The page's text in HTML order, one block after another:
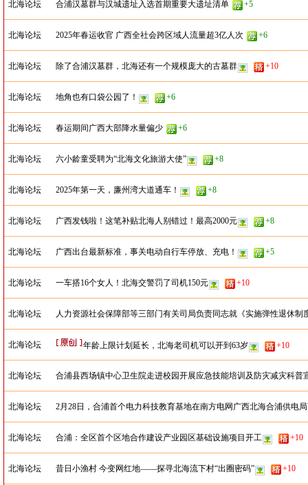
北海论坛 合浦汉墓群与汉城遗址入选首期重要大遗址清单 +5
北海论坛 2025年春运收官 广西全社会跨区域人流量超3亿人次 +6
北海论坛 除了合浦汉墓群，北海还有一个规模庞大的古墓群 +10
北海论坛 地角也有口袋公园了！ +6
北海论坛 春运期间广西大部降水量偏少 +6
北海论坛 六小龄童受聘为“北海文化旅游大使” +8
北海论坛 2025年第一天，廉州湾大道通车！ +8
北海论坛 广西发钱啦！这笔补贴北海人别错过！最高2000元 +8
北海论坛 广西出台最新标准，事关电动自行车停放、充电！ +5
北海论坛 一车搭16个女人！北海交警罚了司机150元 +10
北海论坛 人力资源社会保障部等三部门有关司局负责同志就《实施弹性退休制
北海论坛 年龄上限计划延长，北海老司机可以开到63岁 +10
北海论坛 合浦县西场镇中心卫生院走进校园开展应急技能培训及防灾减灾科普
北海论坛 2月28日，合浦首个电力科技教育基地在南方电网广西北海合浦供电
北海论坛 合浦：全区首个区地合作建设产业园区基础设施项目开工 +10
北海论坛 昔日小渔村 今变网红地——探寻北海流下村“出圈密码” +10